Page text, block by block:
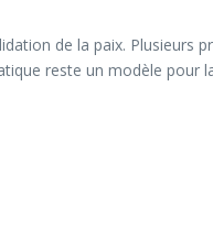
de la paix. Plusieurs
reste un modèle pour